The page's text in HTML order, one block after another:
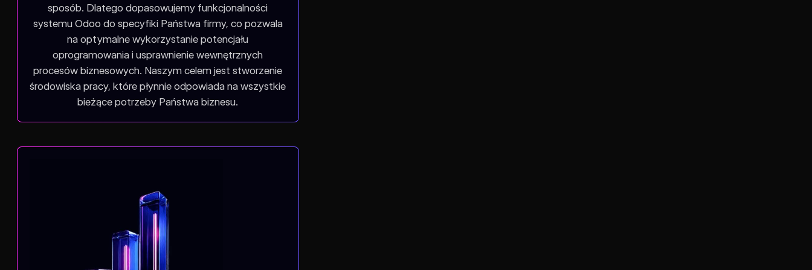
sposób. Dlatego dopasowujemy funkcjonalności
systemu Odoo do specyfiki Państwa firmy, co pozwala
na optymalne wykorzystanie potencjału
oprogramowania i usprawnienie wewnętrznych
procesów biznesowych. Naszym celem jest stworzenie
środowiska pracy, które płynnie odpowiada na wszystkie
bieżące potrzeby Państwa biznesu.